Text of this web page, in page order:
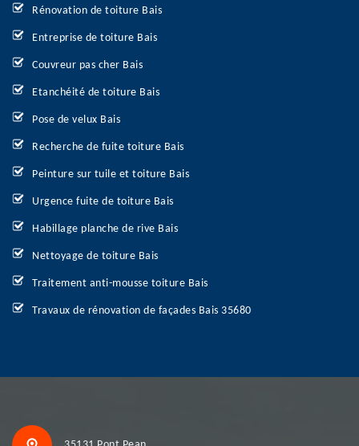
Rénovation de toiture Bais
Entreprise de toiture Bais
Couvreur pas cher Bais
Etanchéité de toiture Bais
Pose de velux Bais
Recherche de fuite toiture Bais
Peinture sur tuile et toiture Bais
Urgence fuite de toiture Bais
Habillage planche de rive Bais
Nettoyage de toiture Bais
Traitement anti-mousse toiture Bais
Travaux de rénovation de façades Bais 35680